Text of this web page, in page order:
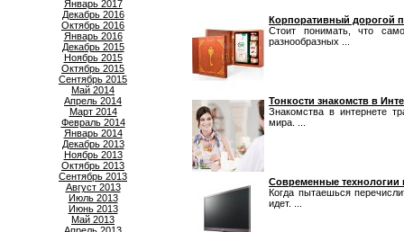
Январь 2017
Декабрь 2016
Октябрь 2016
Январь 2016
Декабрь 2015
Ноябрь 2015
Октябрь 2015
Сентябрь 2015
Май 2014
Апрель 2014
Март 2014
Февраль 2014
Январь 2014
Декабрь 2013
Ноябрь 2013
Октябрь 2013
Сентябрь 2013
Август 2013
Июль 2013
Июнь 2013
Май 2013
Корпоративный дорогой
Стоит понимать, что
разнообразных ...
Тонкости знакомств в
Знакомства в интернете
мира. ...
Современные технологии
Когда пытаешься
идет. ...